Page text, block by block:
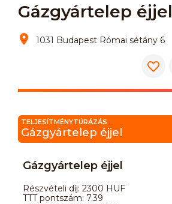
Gázgyártelep éjjel
1031 Budapest Római sétány 6
TELJESÍTMÉNYTÚRÁZÁS
Gázgyártelep éjjel
Gázgyártelep éjjel
Részvételi díj: 2300 HUF
TTT pontszám: 7.39